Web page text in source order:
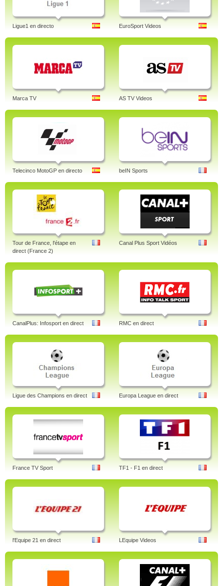
Ligue1 en directo EuroSport Videos
Marca TV AS TV Videos
Telecinco MotoGP en directo beIN Sports
Tour de France, l'étape en
direct (France 2)
Canal Plus Sport Vidéos
CanalPlus: Infosport en direct RMC en direct
Ligue des Champions en direct Europa League en direct
France TV Sport TF1 - F1 en direct
l'Equipe 21 en direct LEquipe Videos